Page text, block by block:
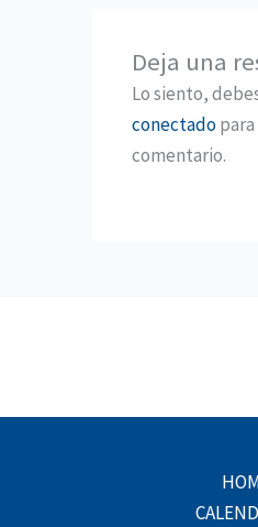
Deja una
Lo siento,
conectado
comentario.